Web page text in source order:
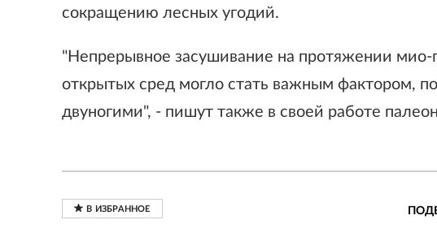
сокращению лесных угодий.
"Непрерывное засушивание на протяжении
открытых сред могло стать важным фактором,
двуногими", - пишут также в своей работе